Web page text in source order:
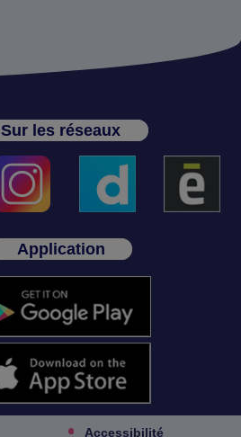
Sur les réseaux
Application
Accessibilité